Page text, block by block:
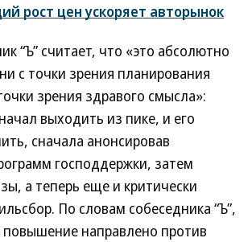
рост цен ускоряет авторынок
“Ъ” считает, что «это абсолютно
с точки зрения планирования
зрения здравого смысла»:
выходить из пике, и его
сначала анонсировав
господдержки, затем
а теперь еще и критически
По словам собеседника “Ъ”,
направлено против